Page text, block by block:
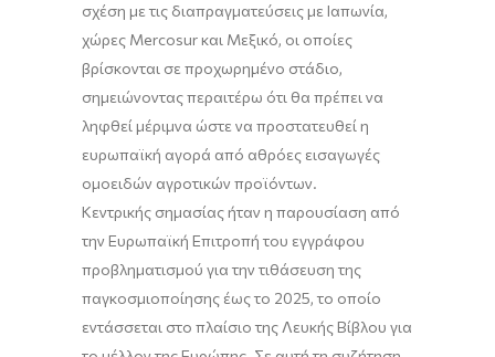
σχέση με τις διαπραγματεύσεις με Ιαπωνία,
χώρες Mercosur και Μεξικό, οι οποίες
βρίσκονται σε προχωρημένο στάδιο,
σημειώνοντας περαιτέρω ότι θα πρέπει να
ληφθεί μέριμνα ώστε να προστατευθεί η
ευρωπαϊκή αγορά από αθρόες εισαγωγές
ομοειδών αγροτικών προϊόντων.
Κεντρικής σημασίας ήταν η παρουσίαση από
την Ευρωπαϊκή Επιτροπή του εγγράφου
προβληματισμού για την τιθάσευση της
παγκοσμιοποίησης έως το 2025, το οποίο
εντάσσεται στο πλαίσιο της Λευκής Βίβλου για